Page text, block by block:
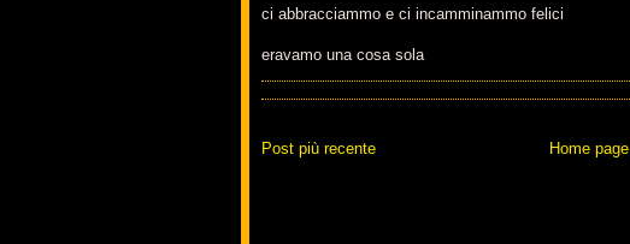
ci abbracciammo e ci incamminammo felici
eravamo una cosa sola
Post più recente Home page